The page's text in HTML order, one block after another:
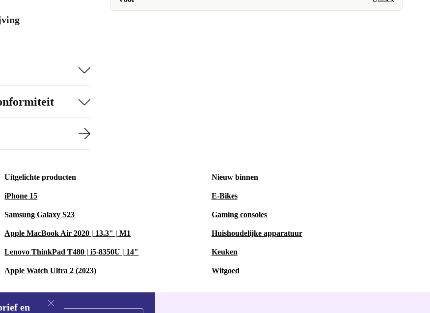
Uitgelichte producten
iPhone 15
Samsung Galaxy S23
Apple MacBook Air 2020 | 13.3" | M1
Lenovo ThinkPad T480 | i5-8350U | 14"
Apple Watch Ultra 2 (2023)
Nieuw binnen
E-Bikes
Gaming consoles
Huishoudelijke apparatuur
Keuken
Witgoed
en